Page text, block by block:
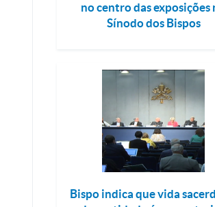
no centro das exposições
Sínodo dos Bispos
Bispo indica que vida